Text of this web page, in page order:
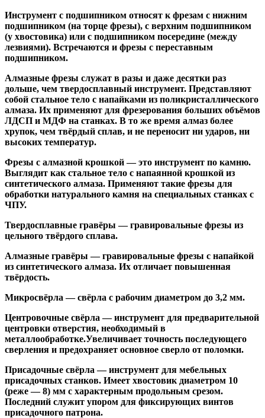
Инструмент с подшипником относят к фрезам с нижним
подшипником (на торце фрезы), с верхним подшипником
(у хвостовика) или с подшипником посередине (между
лезвиями). Встречаются и фрезы с переставным
подшипником.
Алмазные фрезы служат в разы и даже десятки раз
дольше, чем твердосплавный инструмент. Представляют
собой стальное тело с напайками из поликристаллического
алмаза. Их применяют для фрезерования больших объёмов
ЛДСП и МДФ на станках. В то же время алмаз более
хрупок, чем твёрдый сплав, и не переносит ни ударов, ни
высоких температур.
Фрезы с алмазной крошкой— это инструмент по камню.
Выглядит как стальное тело с напаянной крошкой из
синтетического алмаза. Применяют такие фрезы для
обработки натурального камня на специальных станках с
ЧПУ.
Твердосплавные гравёры — гравировальные фрезы из
цельного твёрдого сплава.
Алмазные гравёры — гравировальные фрезы с напайкой
из синтетического алмаза. Их отличает повышенная
твёрдость.
Микросвёрла — свёрла с рабочим диаметром до 3,2 мм.
Центровочные свёрла — инструмент для предварительной
центровки отверстия, необходимый в
металлообработке.Увеличивает точность последующего
сверления и предохраняет основное сверло от поломки.
Присадочные свёрла — инструмент для мебельных
присадочных станков. Имеет хвостовик диаметром 10
(реже — 8) мм с характерным продольным срезом.
Последний служит упором для фиксирующих винтов
присадочного патрона.